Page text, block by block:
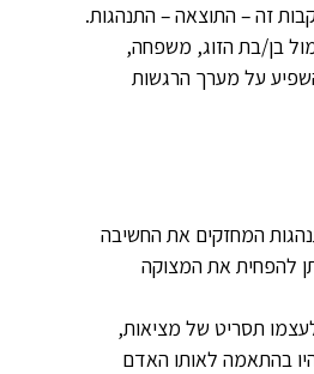
זה – התוצאה – התנהגות.
בן/בת הזוג, משפחה,
על מערך הרגשות
המחזקים את החשיבה
להפחית את המצוקה
תסריט של מציאות,
בהתאמה לאותו האדם